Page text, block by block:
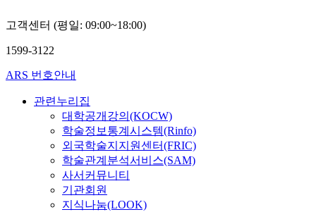
최
고객센터 (평일: 09:00~18:00)
1599-3122
ARS 번호안내
관련누리집
대학공개강의(KOCW)
학술정보통계시스템(Rinfo)
외국학술지지원센터(FRIC)
학술관계분석서비스(SAM)
사서커뮤니티
기관회원
지식나눔(LOOK)